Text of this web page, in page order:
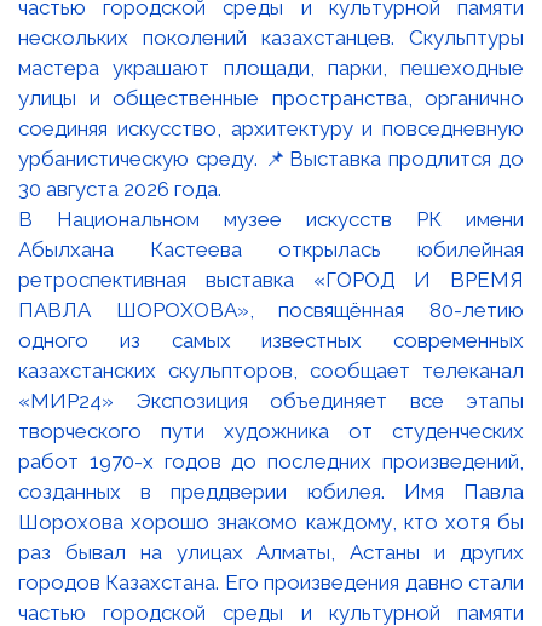
В Национальном музее искусств РК имени
Абылхана Кастеева открылась юбилейная
ретроспективная выставка «ГОРОД И ВРЕМЯ
ПАВЛА ШОРОХОВА», посвящённая 80-летию
одного из самых известных современных
казахстанских скульпторов, сообщает телеканал
«МИР24» Экспозиция объединяет все этапы
творческого пути художника от студенческих
работ 1970-х годов до последних произведений,
созданных в преддверии юбилея. Имя Павла
Шорохова хорошо знакомо каждому, кто хотя бы
раз бывал на улицах Алматы, Астаны и других
городов Казахстана. Его произведения давно стали
частью городской среды и культурной памяти